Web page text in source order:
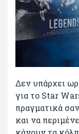
Δεν υπάρχει
για το Star
πραγματικά
και να